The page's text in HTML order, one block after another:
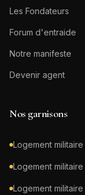
Les Fondateurs
Forum d'entraide
Notre manifeste
Devenir agent
Nos garnisons
Logement militaire
Logement militaire
Logement militaire